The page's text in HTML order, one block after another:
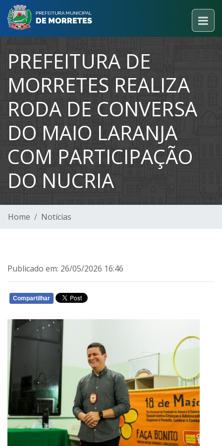
PREFEITURA DE
MORRETES REALIZA
RODA DE CONVERSA
DO MAIO LARANJA
COM PARTICIPAÇÃO
DO NUCRIA
Home Notícias
Publicado em: 26/05/2026 16:46
Compartilhar